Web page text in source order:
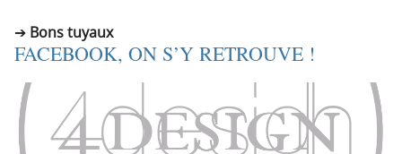
Bons tuyaux
FACEBOOK, ON S’Y RETROUVE !